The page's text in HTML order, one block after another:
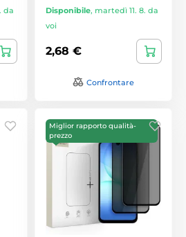
da
Disponibile, martedì 11. 8. da
voi
2,68 €
Confrontare
Miglior rapporto qualità-
prezzo